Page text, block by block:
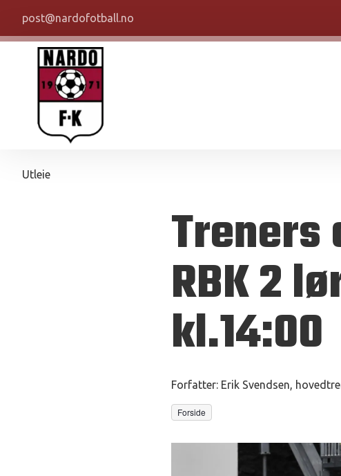
post@nardofotball.no
Utleie
Treners
RBK 2
kl.14:00
Forfatter: Erik Svendsen,
Forside